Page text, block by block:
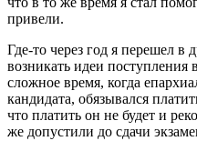
привели.
Где-то через год я перешел в
возникать идеи
сложное время, когда
кандидата, обязывался
что платить он не будет и
же допустили до сдачи